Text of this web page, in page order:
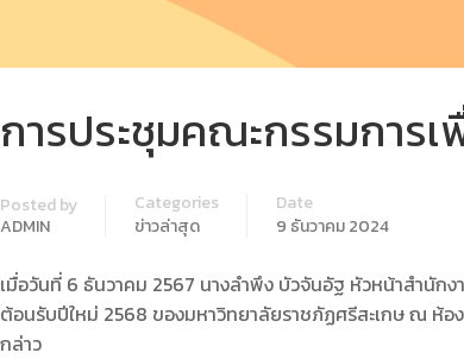
การประชุมคณะกรรมการ
Posted by
ADMIN
Categories
ข่าวล่าสุด
Date
9 ธันวาคม 2024
เมื่อวันที่ 6 ธันวาคม 2567 นางลำพึง บัวจันอัฐ หัวหน้าสำนัก
ต้อนรับปีใหม่ 2568 ของมหาวิทยาลัยราชภัฏศรีสะเกษ ณ ห้อ
กล่าว